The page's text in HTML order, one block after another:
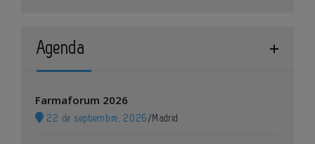
Agenda
Farmaforum 2026
22 de septiembre, 2026 / Madrid